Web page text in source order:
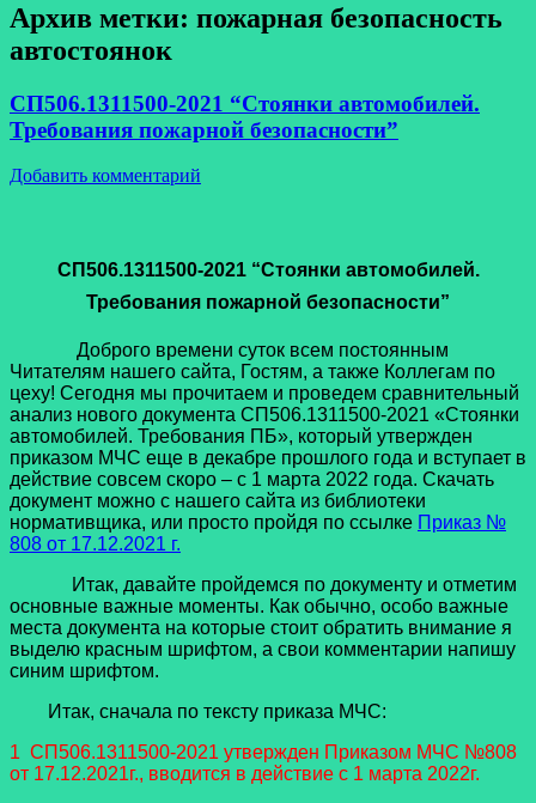
Архив метки: пожарная безопасность
автостоянок
СП506.1311500-2021 “Стоянки автомобилей.
Требования пожарной безопасности”
Добавить комментарий
СП506.1311500-2021 “Стоянки автомобилей.
Требования пожарной безопасности”
Доброго времени суток всем постоянным
Читателям нашего сайта, Гостям, а также Коллегам по
цеху! Сегодня мы прочитаем и проведем сравнительный
анализ нового документа СП506.1311500-2021 «Стоянки
автомобилей. Требования ПБ», который утвержден
приказом МЧС еще в декабре прошлого года и вступает в
действие совсем скоро – с 1 марта 2022 года. Скачать
документ можно с нашего сайта из библиотеки
нормативщика, или просто пройдя по ссылке Приказ №
808 от 17.12.2021 г.
Итак, давайте пройдемся по документу и отметим
основные важные моменты. Как обычно, особо важные
места документа на которые стоит обратить внимание я
выделю красным шрифтом, а свои комментарии напишу
синим шрифтом.
Итак, сначала по тексту приказа МЧС:
1 СП506.1311500-2021 утвержден Приказом МЧС №808
от 17.12.2021г., вводится в действие с 1 марта 2022г.